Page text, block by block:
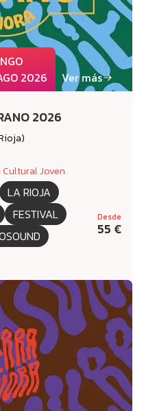
2026
Ver más
2026
Joven
LA RIOJA
FESTIVAL
Desde
55 €